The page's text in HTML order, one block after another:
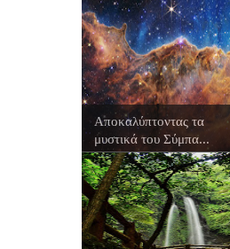
Αποκαλύπτοντας τα
μυστικά του Σύμπα...